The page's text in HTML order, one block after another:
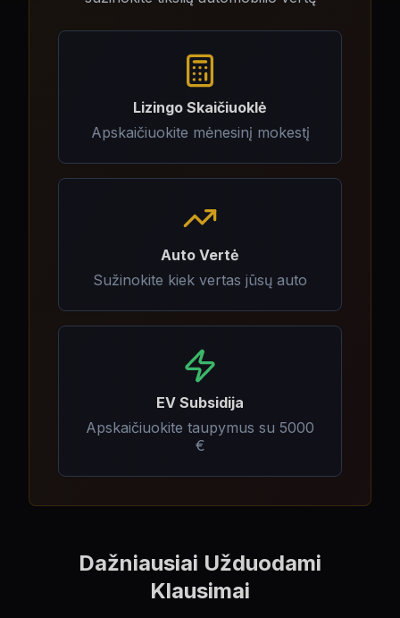
Lizingo Skaičiuoklė
Apskaičiuokite mėnesinį mokestį
Auto Vertė
Sužinokite kiek vertas jūsų auto
EV Subsidija
Apskaičiuokite taupymus su 5000
€
Dažniausiai Užduodami
Klausimai